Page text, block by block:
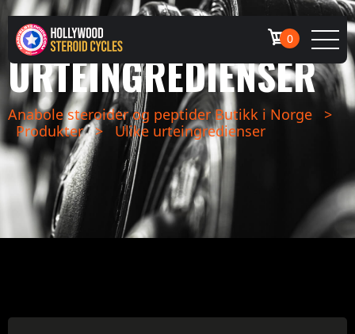
0
ULIKE
URTEINGREDIENSER
Anabole steroider og peptider Butikk i Norge
>
Produkter > Ulike urteingredienser